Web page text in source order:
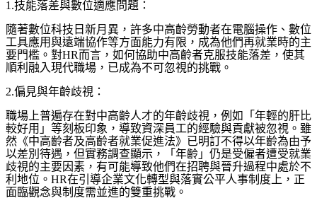
1.技能落差與數位適應問題：
隨著數位科技日新月異，許多中高齡勞動者在電腦操作、數位
工具應用與遠端協作等方面能力有限，成為他們再就業時的主
要門檻。對HR而言，如何協助中高齡者克服技能落差，使其
順利融入現代職場，已成為不可忽視的挑戰。
2.偏見與年齡歧視：
職場上普遍存在對中高齡人才的年齡歧視，例如「年輕的肝比
較好用」等刻板印象，導致資深員工的經驗與貢獻被忽視。雖
然《中高齡者及高齡者就業促進法》已明訂不得以年齡為由予
以差別待遇，但實務調查顯示，「年齡」仍是受僱者遭受就業
歧視的主要因素，有可能導致他們在招聘與晉升過程中處於不
利地位。 HR在引導企業文化轉型與落實公平人事制度上，正
面臨觀念與制度需並進的雙重挑戰。